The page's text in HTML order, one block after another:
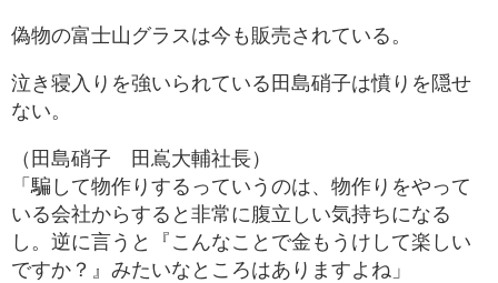
偽物の富士山グラスは今も販売されている。
泣き寝入りを強いられている田島硝子は憤りを隠せ
ない。
（田島硝子 田嶌大輔社長）
「騙して物作りするっていうのは、物作りをやって
いる会社からすると非常に腹立しい気持ちになる
し。逆に言うと『こんなことで金もうけして楽しい
ですか？』みたいなところはありますよね」